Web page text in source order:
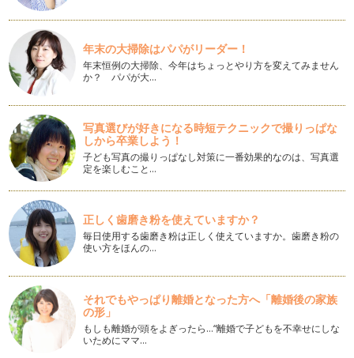
雨の日におすすめ‼究極の寄り道スポット
沖縄旅行で気になるのはお天気。沖縄は南国のイメージが強い
けど、意外と雨が多い地域でもありま…
沖縄旅行中の子どもの食事どうする？？
子どもが生まれて旅行に行こうとした時、ママが心配なのは
「移動」と並んで「食事」があがります…
LCCのデメリット全部教えます
子どもが生まれてから初めて乗ったLCC。成田空港や関西国際
空港からひとり1万円以下で沖縄線…
沖縄旅行で格安でレンタカーを借りる方法
沖縄旅行につきもののレンタカー。空港からは大型リゾートホ
テルへのリムジンバスもあるし、那覇…
沖縄料理に飽きたらグルメバーガーに挑戦
子どもも大好き、ハンバーガー。 沖縄は米軍基地があること
もあってか、ハンバーガー専…
胸キュンのやちむんを探す旅に出よう
沖縄土産の定番は、ちんすこうとか、紅いもタルトあたりです
年末の大掃除はパパがリーダー！
年末恒例の大掃除、今年はちょっとやり方を変えてみません
か？ パパが大…
写真選びが好きになる時短テクニックで撮りっぱな
しから卒業しよう！
子ども写真の撮りっぱなし対策に一番効果的なのは、写真選
定を楽しむこと…
正しく歯磨き粉を使えていますか？
毎日使用する歯磨き粉は正しく使えていますか。歯磨き粉の
使い方をほんの…
それでもやっぱり離婚となった方へ「離婚後の家族
の形」
もしも離婚が頭をよぎったら…“離婚で子どもを不幸せにしな
いためにママ…